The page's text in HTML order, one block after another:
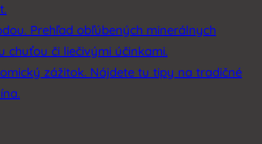
Prehľad obľúbených minerálnych
chuťou či liečivými účinkami.
zážitok. Nájdete tu tipy na tradičné